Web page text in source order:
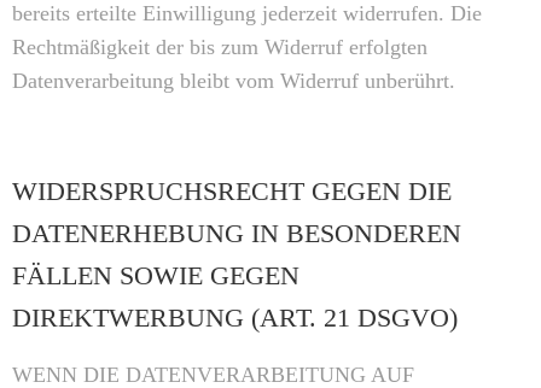
bereits erteilte Einwilligung jederzeit widerrufen. Die
Rechtmäßigkeit der bis zum Widerruf erfolgten
Datenverarbeitung bleibt vom Widerruf unberührt.
WIDERSPRUCHSRECHT GEGEN DIE
DATENERHEBUNG IN BESONDEREN
FÄLLEN SOWIE GEGEN
DIREKTWERBUNG (ART. 21 DSGVO)
WENN DIE DATENVERARBEITUNG AUF